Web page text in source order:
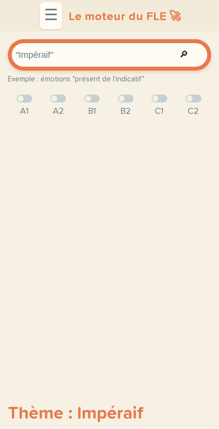
☰ Le moteur du FLE 🚀
🔎
Exemple : émotions "présent de l'indicatif"
A1 A2 B1 B2 C1 C2
Thème : Impéraif